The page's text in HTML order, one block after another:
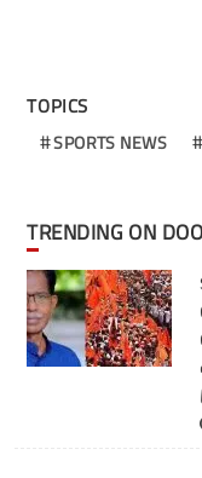
TOPICS
SPORTS NEWS
TRENDING ON